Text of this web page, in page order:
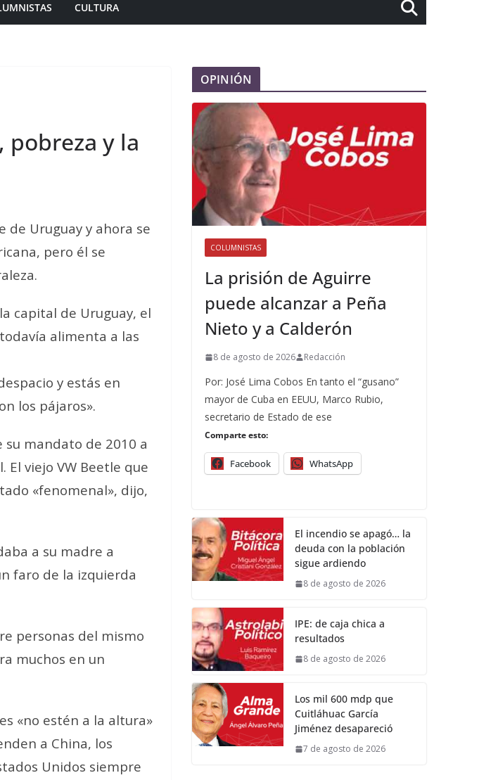
CULTURA
y la
de Uruguay y ahora se
pero él se
capital de Uruguay, el
alimenta a las
y estás en
los pájaros».
su mandato de 2010 a
viejo VW Beetle que
«fenomenal», dijo,
a su madre a
faro de la izquierda
personas del mismo
muchos en un
«no estén a la altura»
a China, los
Unidos siempre
OPINIÓN
COLUMNISTAS
La prisión de Aguirre
puede alcanzar a Peña
Nieto y a Calderón
8 de agosto de 2026 Redacción
Por: José Lima Cobos En tanto el “gusano”
mayor de Cuba en EEUU, Marco Rubio,
secretario de Estado de ese
Comparte esto:
Facebook WhatsApp
El incendio se apagó… la
deuda con la población
sigue ardiendo
8 de agosto de 2026
IPE: de caja chica a
resultados
8 de agosto de 2026
Los mil 600 mdp que
Cuitláhuac García
Jiménez desapareció
7 de agosto de 2026